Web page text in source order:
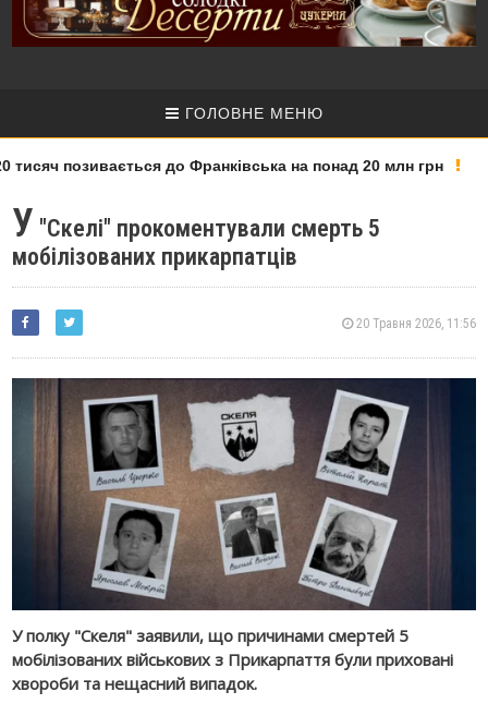
ГОЛОВНЕ МЕНЮ
позивається до Франківська на понад 20 млн грн
У "Скелі" прокоментували смерть 5
мобілізованих прикарпатців
20 Травня 2026, 11:56
У полку "Скеля" заявили, що причинами смертей 5
мобілізованих військових з Прикарпаття були приховані
хвороби та нещасний випадок.